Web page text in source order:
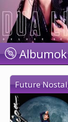
Albumok
Future